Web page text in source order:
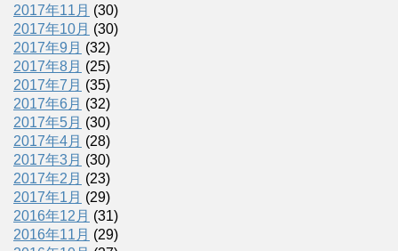
2017年11月 (30)
2017年10月 (30)
2017年9月 (32)
2017年8月 (25)
2017年7月 (35)
2017年6月 (32)
2017年5月 (30)
2017年4月 (28)
2017年3月 (30)
2017年2月 (23)
2017年1月 (29)
2016年12月 (31)
2016年11月 (29)